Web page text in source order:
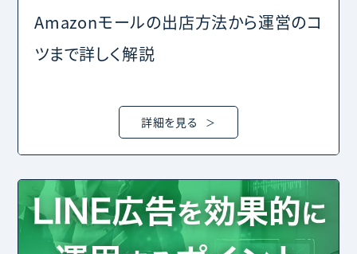
Amazonモールの出店方法から運営のコ
ツまで詳しく解説
詳細を見る